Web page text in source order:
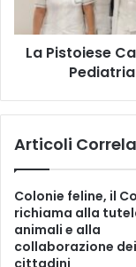
a
a
i
v
a
t
e
c
d
o
n
a
La Pistoiese
Articoli
Colonie feline, il
richiama alla
animali e alla
collaborazione dei
cittadini